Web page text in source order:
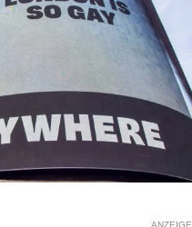
ANZEIGE